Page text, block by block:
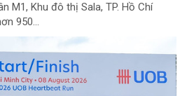
M1, Khu đô thị Sala, TP. Hồ Chí
950...